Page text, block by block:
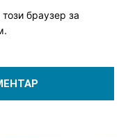
браузер за